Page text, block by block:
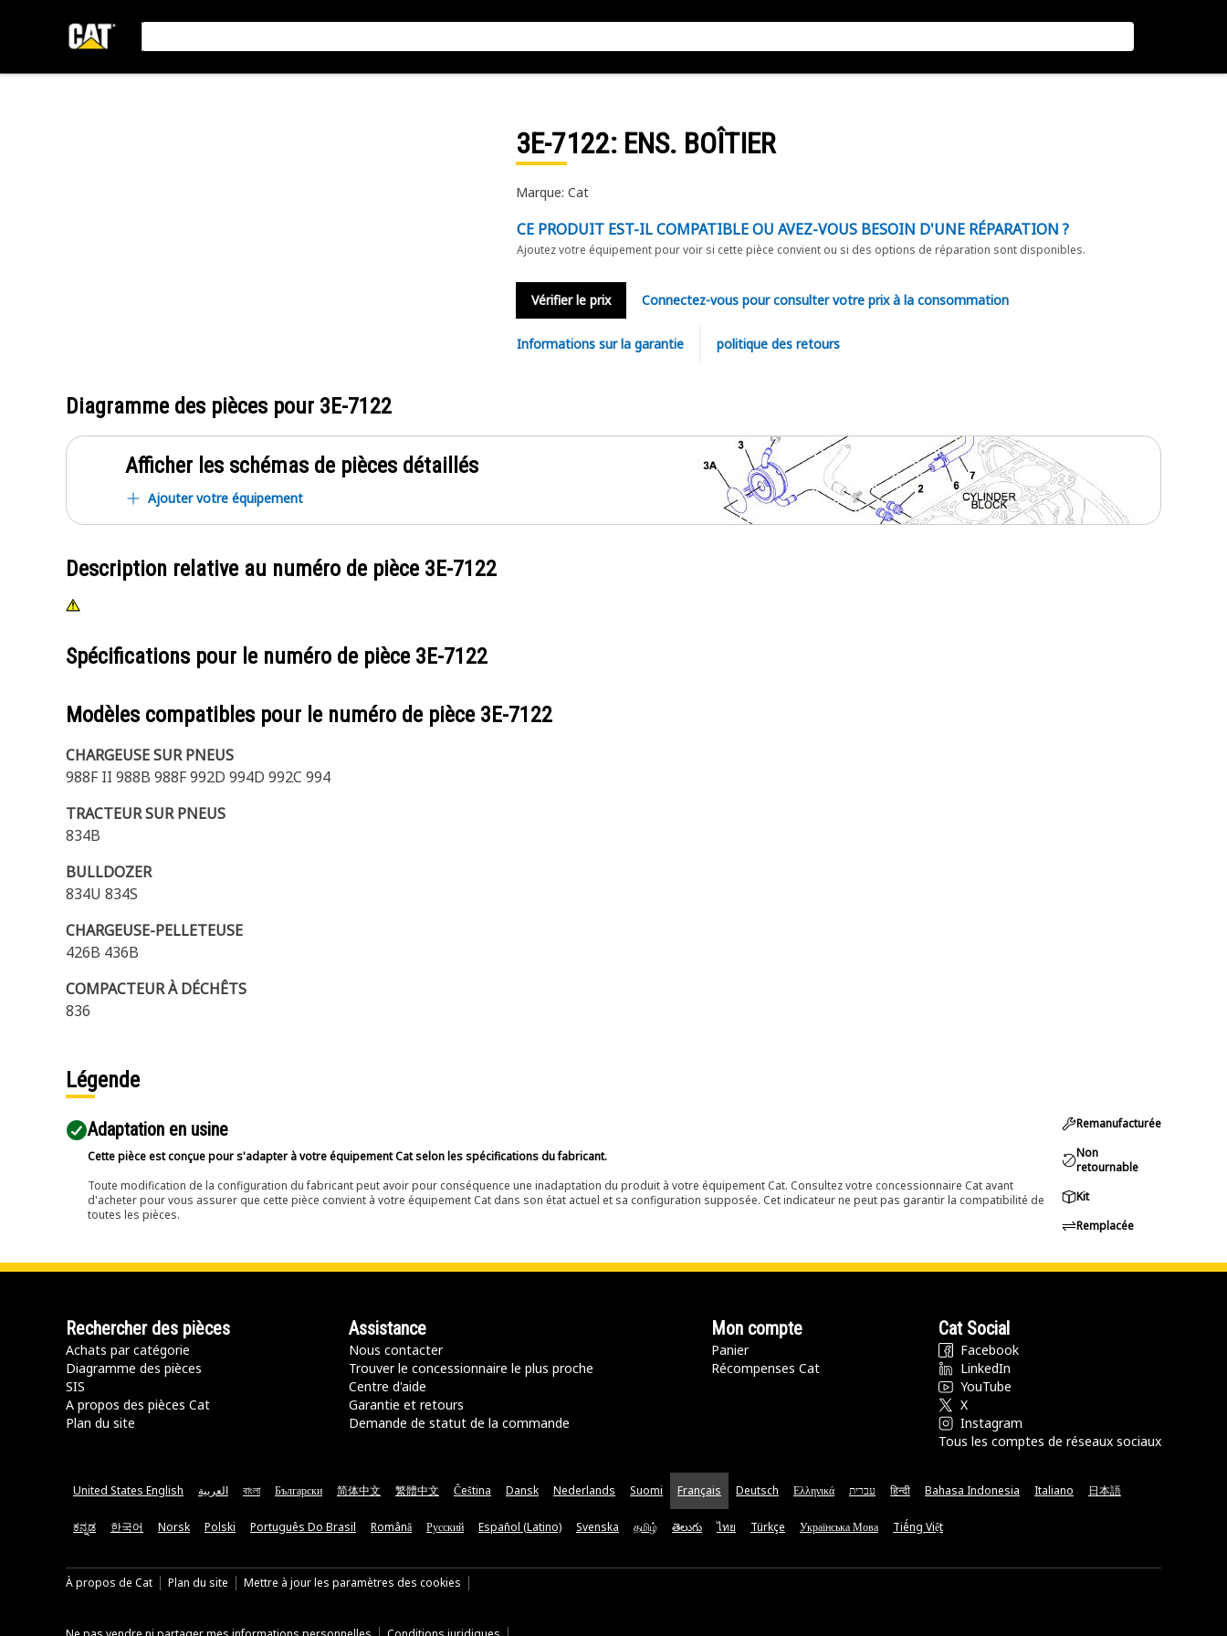
3E-7122: ENS. BOÎTIER
Marque: Cat
CE PRODUIT EST-IL COMPATIBLE OU AVEZ-VOUS BESOIN D'UNE RÉPARATION ?
Ajoutez votre équipement pour voir si cette pièce convient ou si des options de réparation sont disponibles.
Vérifier le prix Connectez-vous pour consulter votre prix à la consommation
Informations sur la garantie politique des retours
Diagramme des pièces pour 3E-7122
Afficher les schémas de pièces détaillés
Ajouter votre équipement
Description relative au numéro de pièce 3E-7122
Spécifications pour le numéro de pièce 3E-7122
Modèles compatibles pour le numéro de pièce 3E-7122
CHARGEUSE SUR PNEUS
988F II 988B 988F 992D 994D 992C 994
TRACTEUR SUR PNEUS
834B
BULLDOZER
834U 834S
CHARGEUSE-PELLETEUSE
426B 436B
COMPACTEUR À DÉCHÊTS
836
Légende
Adaptation en usine
Cette pièce est conçue pour s'adapter à votre équipement Cat selon les spécifications du fabricant.
Toute modification de la configuration du fabricant peut avoir pour conséquence une inadaptation du produit à votre équipement Cat. Consultez votre concessionnaire Cat avant
d'acheter pour vous assurer que cette pièce convient à votre équipement Cat dans son état actuel et sa configuration supposée. Cet indicateur ne peut pas garantir la compatibilité de
toutes les pièces.
Remanufacturée
Non
retournable
Kit
Remplacée
Rechercher des pièces
Achats par catégorie
Diagramme des pièces
SIS
A propos des pièces Cat
Plan du site
Assistance
Nous contacter
Trouver le concessionnaire le plus proche
Centre d'aide
Garantie et retours
Demande de statut de la commande
Mon compte
Panier
Récompenses Cat
Cat Social
Facebook
LinkedIn
YouTube
X
Instagram
Tous les comptes de réseaux sociaux
United States English العربية বাংলা Български 简体中文 繁體中文 Čeština Dansk Nederlands Suomi Français Deutsch Ελληνικά עברית हिन्दी Bahasa Indonesia Italiano 日本語
ಕನ್ನಡ 한국어 Norsk Polski Português Do Brasil Română Русский Español (Latino) Svenska தமிழ் తెలుగు ไทย Türkçe Українська Мова Tiếng Việt
À propos de Cat Plan du site Mettre à jour les paramètres des cookies